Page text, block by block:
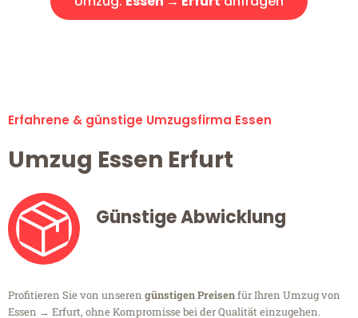
Erfahrene & günstige Umzugsfirma Essen
Umzug Essen Erfurt
Günstige Abwicklung
Profitieren Sie von unseren günstigen Preisenfür Ihren Umzug von
Essen → Erfurt, ohne Kompromisse bei der Qualität einzugehen.